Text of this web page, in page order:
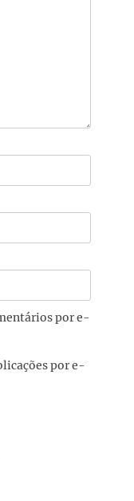
por e-
por e-